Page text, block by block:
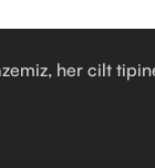
her cilt